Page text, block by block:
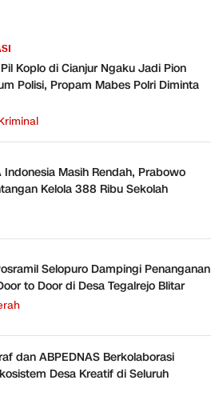
Koplo di Cianjur Ngaku Jadi Pion
Polisi, Propam Mabes Polri Diminta
Indonesia Masih Rendah, Prabowo
Kelola 388 Ribu Sekolah
Selopuro Dampingi Penanganan
to Door di Desa Tegalrejo Blitar
dan ABPEDNAS Berkolaborasi
Desa Kreatif di Seluruh